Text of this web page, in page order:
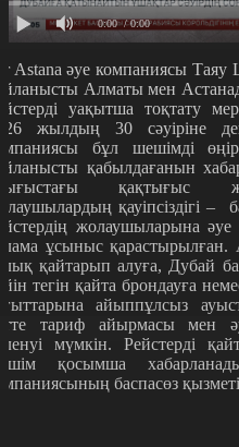
0:00 / 0:00
Astana әуе компаниясы Таяу
Алматы мен
уақытша тоқтату
жылдың 30 сәуіріне
бұл шешімді
қабылдағанын
қақтығыс
қауіпсіздігі –
жолаушыларына
ұсыныс қарастырылған.
қайтарып алуға, Дубай
тегін қайта брондауға
айыппұлсыз
тариф айырмасы мен
мүмкін. Рейстерді
қосымша
баспасөз